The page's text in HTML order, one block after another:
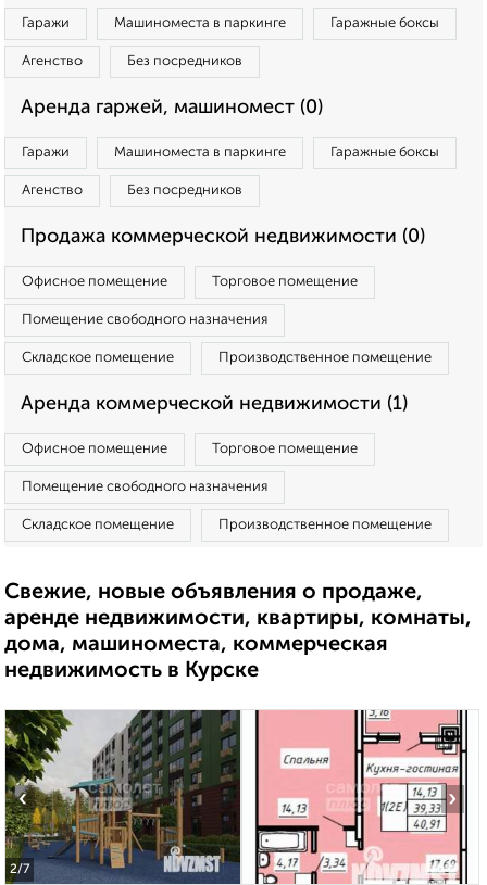
Гаражи Машиноместа в паркинге Гаражные боксы
Агенство Без посредников
Аренда гаржей, машиномест (0)
Гаражи Машиноместа в паркинге Гаражные боксы
Агенство Без посредников
Продажа коммерческой недвижимости (0)
Офисное помещение Торговое помещение
Помещение свободного назначения
Складское помещение Производственное помещение
Аренда коммерческой недвижимости (1)
Офисное помещение Торговое помещение
Помещение свободного назначения
Складское помещение Производственное помещение
Свежие, новые объявления о продаже,
аренде недвижимости, квартиры, комнаты,
дома, машиноместа, коммерческая
недвижимость в Курске
2/7
‹ ›